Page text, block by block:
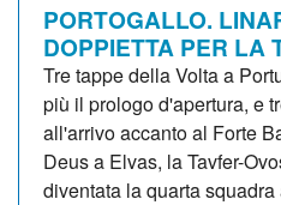
PORTOGALLO.
DOPPIETTA PER LA
Tre tappe della Volta a
più il prologo d'apertura, e
all'arrivo accanto al Forte
Deus a Elvas, la Tavfer-
diventata la quarta squadra